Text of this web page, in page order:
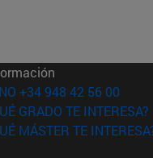
+34 948 42 56 00
GRADO TE INTERESA?
MÁSTER TE